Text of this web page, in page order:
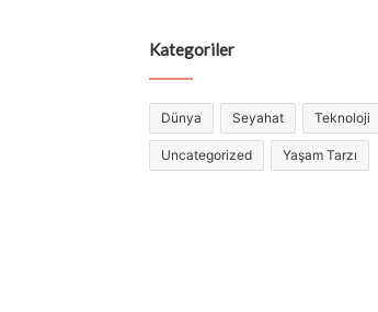
Kategoriler
Dünya Seyahat Teknoloji
Uncategorized Yaşam Tarzı